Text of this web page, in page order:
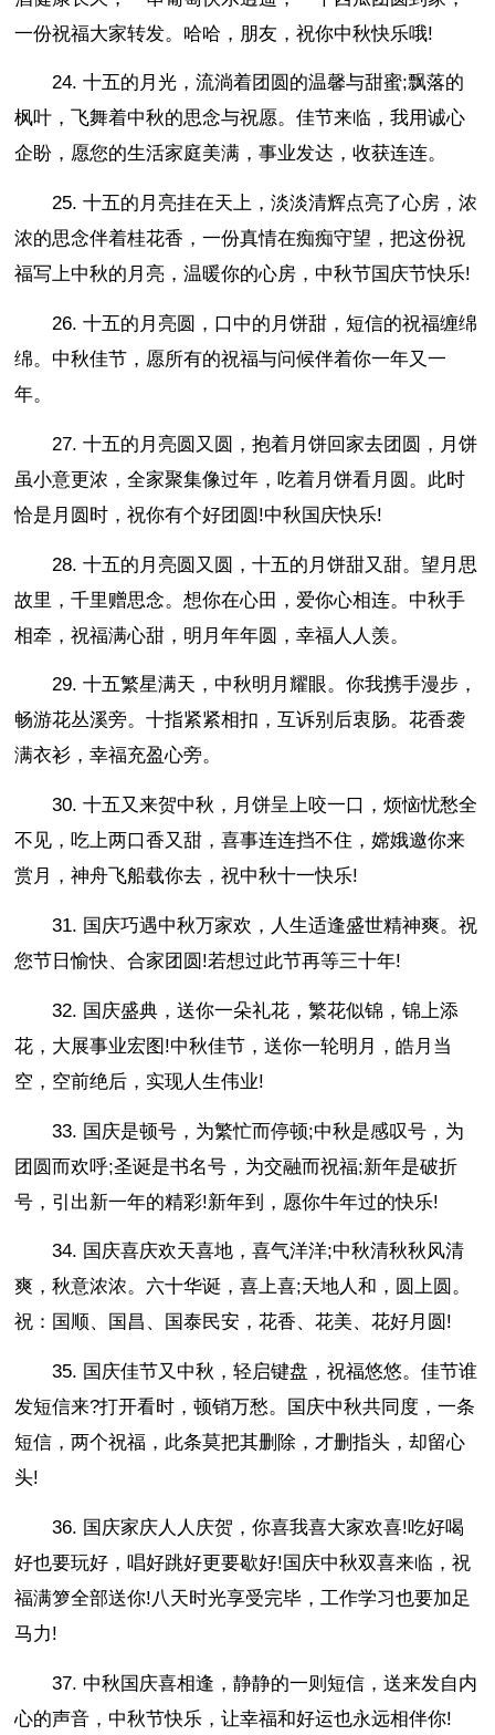
一份祝福大家转发。哈哈，朋友，祝你中秋快乐哦!
24. 十五的月光，流淌着团圆的温馨与甜蜜;飘落的
枫叶，飞舞着中秋的思念与祝愿。佳节来临，我用诚心
企盼，愿您的生活家庭美满，事业发达，收获连连。
25. 十五的月亮挂在天上，淡淡清辉点亮了心房，浓
浓的思念伴着桂花香，一份真情在痴痴守望，把这份祝
福写上中秋的月亮，温暖你的心房，中秋节国庆节快乐!
26. 十五的月亮圆，口中的月饼甜，短信的祝福缠绵
绵。中秋佳节，愿所有的祝福与问候伴着你一年又一
年。
27. 十五的月亮圆又圆，抱着月饼回家去团圆，月饼
虽小意更浓，全家聚集像过年，吃着月饼看月圆。此时
恰是月圆时，祝你有个好团圆!中秋国庆快乐!
28. 十五的月亮圆又圆，十五的月饼甜又甜。望月思
故里，千里赠思念。想你在心田，爱你心相连。中秋手
相牵，祝福满心甜，明月年年圆，幸福人人羡。
29. 十五繁星满天，中秋明月耀眼。你我携手漫步，
畅游花丛溪旁。十指紧紧相扣，互诉别后衷肠。花香袭
满衣衫，幸福充盈心旁。
30. 十五又来贺中秋，月饼呈上咬一口，烦恼忧愁全
不见，吃上两口香又甜，喜事连连挡不住，嫦娥邀你来
赏月，神舟飞船载你去，祝中秋十一快乐!
31. 国庆巧遇中秋万家欢，人生适逢盛世精神爽。祝
您节日愉快、合家团圆!若想过此节再等三十年!
32. 国庆盛典，送你一朵礼花，繁花似锦，锦上添
花，大展事业宏图!中秋佳节，送你一轮明月，皓月当
空，空前绝后，实现人生伟业!
33. 国庆是顿号，为繁忙而停顿;中秋是感叹号，为
团圆而欢呼;圣诞是书名号，为交融而祝福;新年是破折
号，引出新一年的精彩!新年到，愿你牛年过的快乐!
34. 国庆喜庆欢天喜地，喜气洋洋;中秋清秋秋风清
爽，秋意浓浓。六十华诞，喜上喜;天地人和，圆上圆。
祝：国顺、国昌、国泰民安，花香、花美、花好月圆!
35. 国庆佳节又中秋，轻启键盘，祝福悠悠。佳节谁
发短信来?打开看时，顿销万愁。国庆中秋共同度，一条
短信，两个祝福，此条莫把其删除，才删指头，却留心
头!
36. 国庆家庆人人庆贺，你喜我喜大家欢喜!吃好喝
好也要玩好，唱好跳好更要歇好!国庆中秋双喜来临，祝
福满箩全部送你!八天时光享受完毕，工作学习也要加足
马力!
37. 中秋国庆喜相逢，静静的一则短信，送来发自内
心的声音，中秋节快乐，让幸福和好运也永远相伴你!